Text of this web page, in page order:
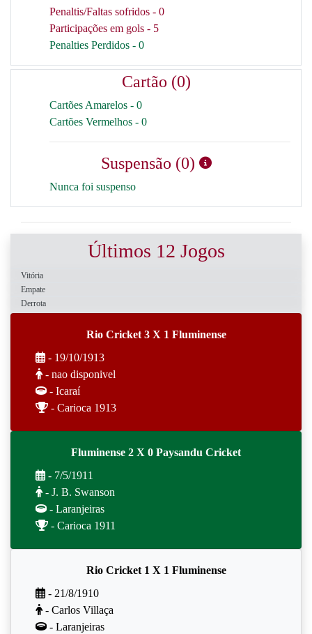
Penaltis/Faltas sofridos - 0
Participações em gols - 5
Penalties Perdidos - 0
Cartão (0)
Cartões Amarelos - 0
Cartões Vermelhos - 0
Suspensão (0)
Nunca foi suspenso
Últimos 12 Jogos
Vitória
Empate
Derrota
Rio Cricket 3 X 1 Fluminense
- 19/10/1913
- nao disponivel
- Icaraí
- Carioca 1913
Fluminense 2 X 0 Paysandu Cricket
- 7/5/1911
- J. B. Swanson
- Laranjeiras
- Carioca 1911
Rio Cricket 1 X 1 Fluminense
- 21/8/1910
- Carlos Villaça
- Laranjeiras